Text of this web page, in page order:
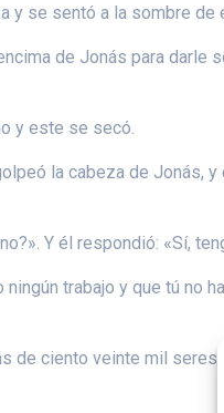
se sentó a la sombre de
de Jonás para
y este se secó.
la cabeza de Jonás,
Y él respondió: «Sí,
trabajo y que tú no
de ciento veinte mil